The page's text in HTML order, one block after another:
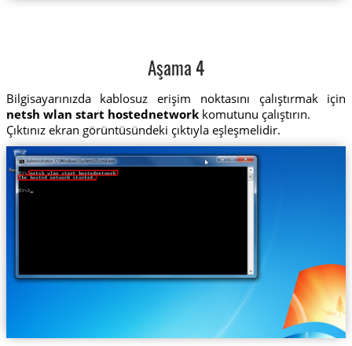
Aşama 4
Bilgisayarınızda kablosuz erişim noktasını çalıştırmak için
netsh wlan start hostednetworkkomutunu çalıştırın.
Çıktınız ekran görüntüsündeki çıktıyla eşleşmelidir.